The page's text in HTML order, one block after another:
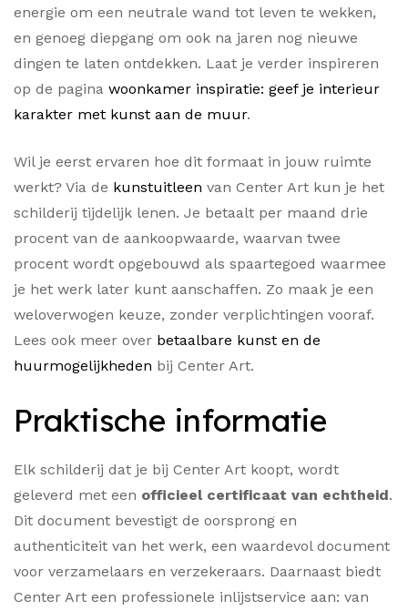
energie om een neutrale wand tot leven te wekken,
en genoeg diepgang om ook na jaren nog nieuwe
dingen te laten ontdekken. Laat je verder inspireren
op de pagina woonkamer inspiratie: geef je interieur
karakter met kunst aan de muur.
Wil je eerst ervaren hoe dit formaat in jouw ruimte
werkt? Via de kunstuitleen van Center Art kun je het
schilderij tijdelijk lenen. Je betaalt per maand drie
procent van de aankoopwaarde, waarvan twee
procent wordt opgebouwd als spaartegoed waarmee
je het werk later kunt aanschaffen. Zo maak je een
weloverwogen keuze, zonder verplichtingen vooraf.
Lees ook meer over betaalbare kunst en de
huurmogelijkheden bij Center Art.
Praktische informatie
Elk schilderij dat je bij Center Art koopt, wordt
geleverd met een officieel certificaat van echtheid.
Dit document bevestigt de oorsprong en
authenticiteit van het werk, een waardevol document
voor verzamelaars en verzekeraars. Daarnaast biedt
Center Art een professionele inlijstservice aan: van